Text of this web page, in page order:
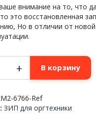
внимание на то, что
это восстановленная
Но в отличии от
+ В корзину
6766-Ref
ЗИП для оргтехники